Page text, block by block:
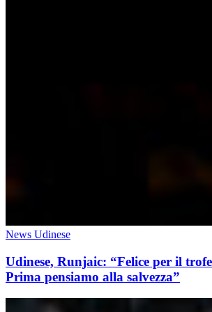
News Udinese
Udinese, Runjaic: “Felice per il
Prima pensiamo alla salvezza”